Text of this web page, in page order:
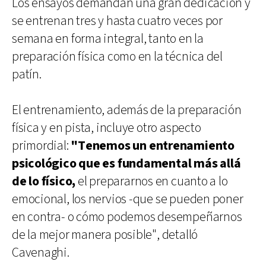
se entrenan tres y hasta cuatro veces por
semana en forma integral, tanto en la
preparación física como en la técnica del
patín.
El entrenamiento, además de la preparación
física y en pista, incluye otro aspecto
primordial: "Tenemos un entrenamiento
psicológico que es fundamental más allá
de lo físico,el prepararnos en cuanto a lo
emocional, los nervios -que se pueden poner
en contra- o cómo podemos desempeñarnos
de la mejor manera posible", detalló
Cavenaghi.